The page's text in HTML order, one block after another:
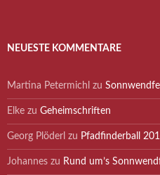
NEUESTE KOMMENTARE
Martina Petermichl zu
Elke zu Geheimschriften
Georg Plöderl zu Pfadfinderball
Johannes zu Rund um’s